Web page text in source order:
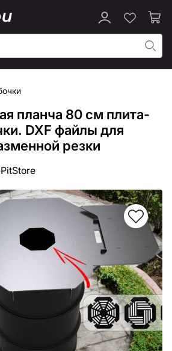
планча 80 см плита-
DXF файлы для
резки